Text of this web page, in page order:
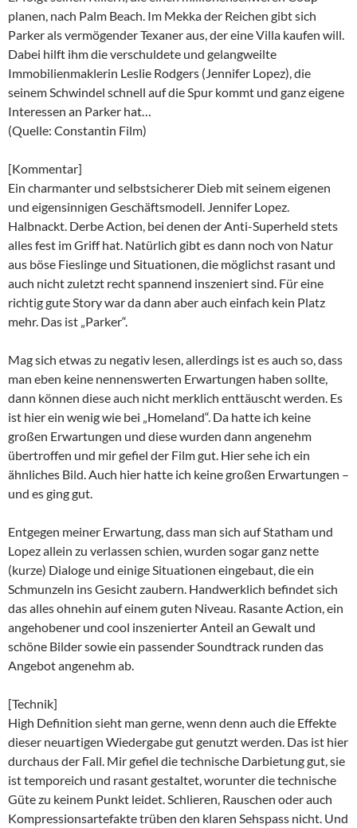
planen, nach Palm Beach. Im Mekka der Reichen gibt sich
Parker als vermögender Texaner aus, der eine Villa kaufen will.
Dabei hilft ihm die verschuldete und gelangweilte
Immobilienmaklerin Leslie Rodgers (Jennifer Lopez), die
seinem Schwindel schnell auf die Spur kommt und ganz eigene
Interessen an Parker hat…
(Quelle: Constantin Film)
[Kommentar]
Ein charmanter und selbstsicherer Dieb mit seinem eigenen
und eigensinnigen Geschäftsmodell. Jennifer Lopez.
Halbnackt. Derbe Action, bei denen der Anti-Superheld stets
alles fest im Griff hat. Natürlich gibt es dann noch von Natur
aus böse Fieslinge und Situationen, die möglichst rasant und
auch nicht zuletzt recht spannend inszeniert sind. Für eine
richtig gute Story war da dann aber auch einfach kein Platz
mehr. Das ist „Parker“.
Mag sich etwas zu negativ lesen, allerdings ist es auch so, dass
man eben keine nennenswerten Erwartungen haben sollte,
dann können diese auch nicht merklich enttäuscht werden. Es
ist hier ein wenig wie bei „Homeland“. Da hatte ich keine
großen Erwartungen und diese wurden dann angenehm
übertroffen und mir gefiel der Film gut. Hier sehe ich ein
ähnliches Bild. Auch hier hatte ich keine großen Erwartungen –
und es ging gut.
Entgegen meiner Erwartung, dass man sich auf Statham und
Lopez allein zu verlassen schien, wurden sogar ganz nette
(kurze) Dialoge und einige Situationen eingebaut, die ein
Schmunzeln ins Gesicht zaubern. Handwerklich befindet sich
das alles ohnehin auf einem guten Niveau. Rasante Action, ein
angehobener und cool inszenierter Anteil an Gewalt und
schöne Bilder sowie ein passender Soundtrack runden das
Angebot angenehm ab.
[Technik]
High Definition sieht man gerne, wenn denn auch die Effekte
dieser neuartigen Wiedergabe gut genutzt werden. Das ist hier
durchaus der Fall. Mir gefiel die technische Darbietung gut, sie
ist temporeich und rasant gestaltet, worunter die technische
Güte zu keinem Punkt leidet. Schlieren, Rauschen oder auch
Kompressionsartefakte trüben den klaren Sehspass nicht. Und